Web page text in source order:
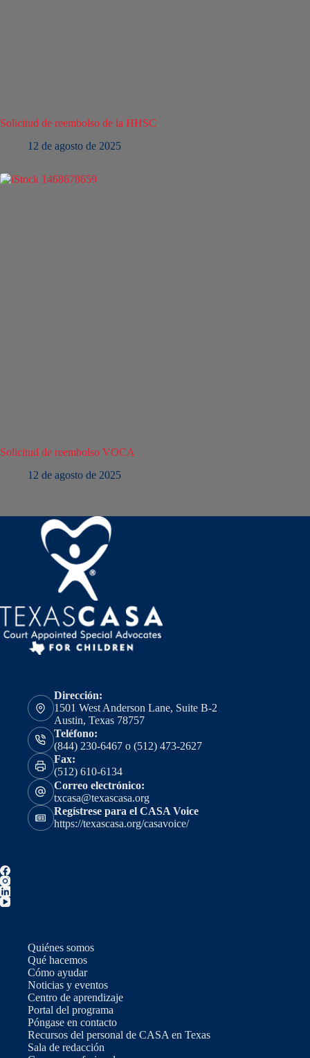
Solicitud de reembolso de la HHSC
12 de agosto de 2025
Solicitud de reembolso VOCA
12 de agosto de 2025
Dirección:
1501 West Anderson Lane, Suite B-2
Austin, Texas 78757
Teléfono:
(844) 230-6467 o (512) 473-2627
Fax:
(512) 610-6134
Correo electrónico:
txcasa@texascasa.org
Regístrese para el CASA Voice
https://texascasa.org/casavoice/
Quiénes somos
Qué hacemos
Cómo ayudar
Noticias y eventos
Centro de aprendizaje
Portal del programa
Póngase en contacto
Recursos del personal de CASA en Texas
Sala de redacción